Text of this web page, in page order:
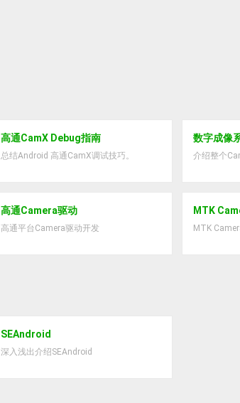
高通CamX Debug指南
总结Android 高通CamX调试技巧。
数字成像
介绍整个
高通Camera驱动
高通平台Camera驱动开发
MTK
MTK
SEAndroid
深入浅出介绍SEAndroid